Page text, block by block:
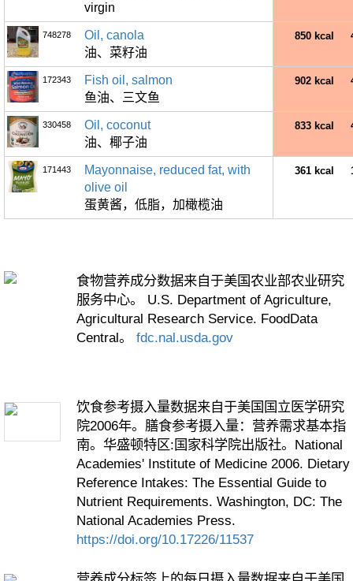
virgin
748278
Oil, canola
油、菜籽油
850 kcal
172343
Fish oil, salmon
鱼油、三文鱼
902 kcal
330458
Oil, coconut
油、椰子油
833 kcal
171443
Mayonnaise, reduced fat, with
olive oil
蛋黄酱，低脂，加橄榄油
361 kcal
食物营养成分数据来自于美国农业部农业研究
服务中心。 U.S. Department of Agriculture,
Agricultural Research Service. FoodData
Central。 fdc.nal.usda.gov
饮食参考摄入量数据来自于美国国立医学研究
院2006年。膳食参考摄入量：营养需求基本指
南。华盛顿特区:国家科学院出版社。National
Academies' Institute of Medicine 2006. Dietary
Reference Intakes: The Essential Guide to
Nutrient Requirements. Washington, DC: The
National Academies Press.
https://doi.org/10.17226/11537